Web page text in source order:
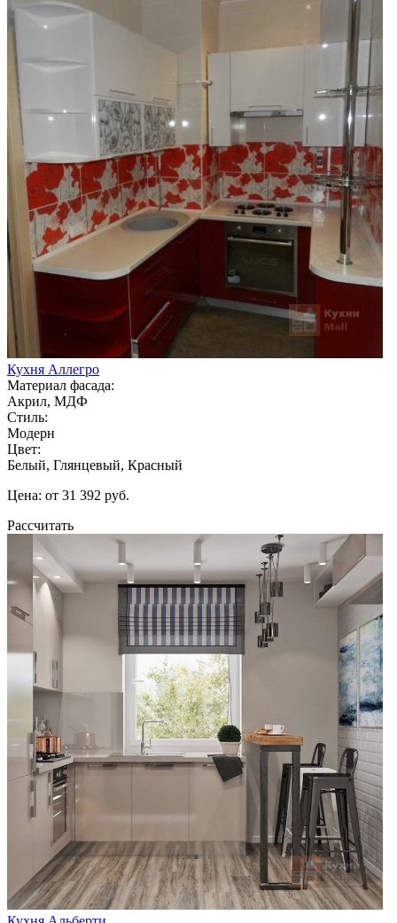
Кухня Аллегро
Материал фасада:
Акрил, МДФ
Стиль:
Модерн
Цвет:
Белый, Глянцевый, Красный
Цена: от 31 392 руб.
Рассчитать